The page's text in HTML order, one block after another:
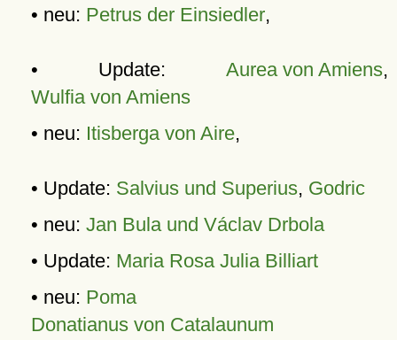
• neu: Petrus der Einsiedler,
• Update: Aurea von Amiens,
Wulfia von Amiens
• neu: Itisberga von Aire,
• Update: Salvius und Superius, Godric
• neu: Jan Bula und Václav Drbola
• Update: Maria Rosa Julia Billiart
• neu: Poma
Donatianus von Catalaunum